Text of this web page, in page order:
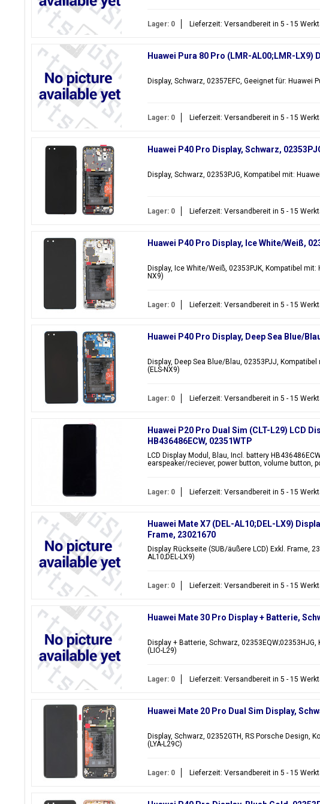
Lager: 0 Lieferzeit: Versandbereit in 5 - 15
Huawei Pura 80 Pro (LMR-AL00;LMR-LX9)
Display, Schwarz, 02357EFC, Geeignet für: Huawei
Lager: 0 Lieferzeit: Versandbereit in 5 - 15
Huawei P40 Pro Display, Schwarz,
Display, Schwarz, 02353PJG, Kompatibel mit:
Lager: 0 Lieferzeit: Versandbereit in 5 - 15
Huawei P40 Pro Display, Ice White/Weiß,
Display, Ice White/Weiß, 02353PJK, Kompatibel mit:
NX9)
Lager: 0 Lieferzeit: Versandbereit in 5 - 15
Huawei P40 Pro Display, Deep Sea Blue/
Display, Deep Sea Blue/Blau, 02353PJJ,
(ELS-NX9)
Lager: 0 Lieferzeit: Versandbereit in 5 - 15
Huawei P20 Pro Dual Sim (CLT-L29) LCD
HB436486ECW, 02351WTP
LCD Display Modul, Blau, Incl. battery
earspeaker/reciever, power button, volume button,
Lager: 0 Lieferzeit: Versandbereit in 5 - 15
Huawei Mate X7 (DEL-AL10;DEL-LX9)
Frame, 23021670
Display Rückseite (SUB/äußere LCD) Exkl. Frame,
AL10;DEL-LX9)
Lager: 0 Lieferzeit: Versandbereit in 5 - 15
Huawei Mate 30 Pro Display + Batterie,
Display + Batterie, Schwarz,
(LIO-L29)
Lager: 0 Lieferzeit: Versandbereit in 5 - 15
Huawei Mate 20 Pro Dual Sim Display,
Display, Schwarz, 02352GTH, RS Porsche Design,
(LYA-L29C)
Lager: 0 Lieferzeit: Versandbereit in 5 - 15